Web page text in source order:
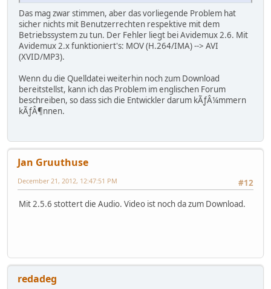
Das mag zwar stimmen, aber das vorliegende Problem hat
sicher nichts mit Benutzerrechten respektive mit dem
Betriebssystem zu tun. Der Fehler liegt bei Avidemux 2.6. Mit
Avidemux 2.x funktioniert's: MOV (H.264/IMA) --> AVI
(XVID/MP3).
Wenn du die Quelldatei weiterhin noch zum Download
bereitstellst, kann ich das Problem im englischen Forum
beschreiben, so dass sich die Entwickler darum kÃƒÂ¼mmern
kÃƒÂ¶nnen.
Jan Gruuthuse
#12
December 21, 2012, 12:47:51 PM
Mit 2.5.6 stottert die Audio. Video ist noch da zum Download.
redadeg